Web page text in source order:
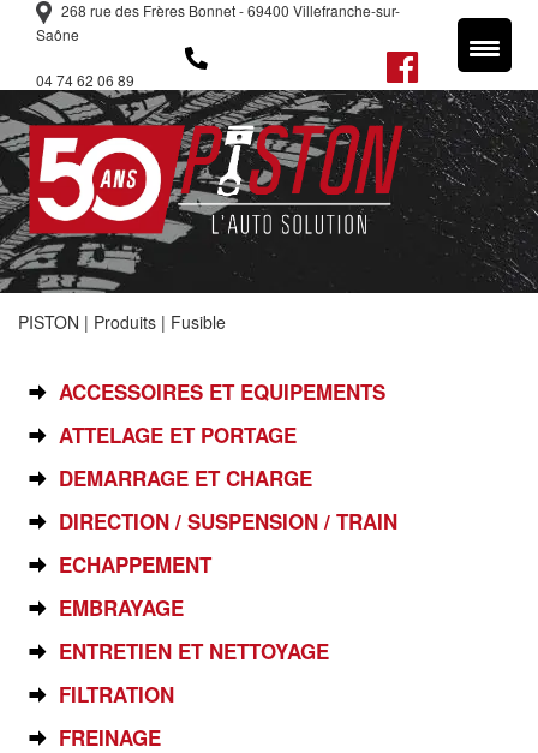
268 rue des Frères Bonnet - 69400 Villefranche-sur-
Saône
04 74 62 06 89
PISTON | Produits | Fusible
ACCESSOIRES ET EQUIPEMENTS
ATTELAGE ET PORTAGE
DEMARRAGE ET CHARGE
DIRECTION / SUSPENSION / TRAIN
ECHAPPEMENT
EMBRAYAGE
ENTRETIEN ET NETTOYAGE
FILTRATION
FREINAGE